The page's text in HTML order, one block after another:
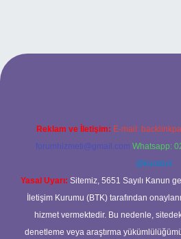
opera bet giriş
Reklam ve İletişim: E-mail:
forumhizmeti@gmail.com Whatsapp:
@karabul
Yasal Uyarı: Sitemiz, 5651 Sayılı Kanun
İletişim Kurumu (BTK) tarafından
hizmet vermektedir. Bu nedenle,
denetleme veya araştırma